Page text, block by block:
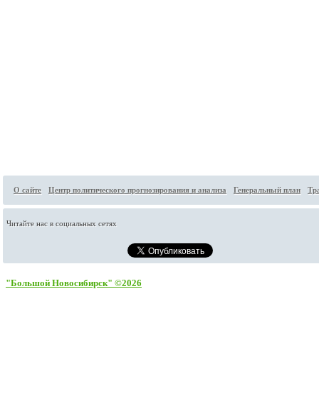
О сайте Центр политического прогнозирования и анализа Генеральный план
Читайте нас в социальных сетях
"Большой Новосибирск" ©2026